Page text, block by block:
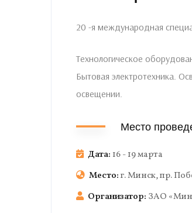
20 -я международная
Технологическое
Бытовая электротехника.
освещении.
Место
Дата: 16 - 19 марта
Место:г. Минск, пр.
Организатор: ЗАО